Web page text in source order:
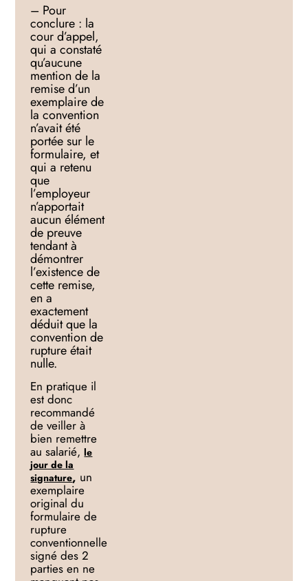
– Pour
conclure : la
cour d’appel,
qui a constaté
qu’aucune
mention de la
remise d’un
exemplaire de
la convention
n’avait été
portée sur le
formulaire, et
qui a retenu
que
l’employeur
n’apportait
aucun élément
de preuve
tendant à
démontrer
l’existence de
cette remise,
en a
exactement
déduit que la
convention de
rupture était
nulle.
En pratique il
est donc
recommandé
de veiller à
bien remettre
au salarié,le
jour de la
signature, un
exemplaire
original du
formulaire de
rupture
conventionnelle
signé des 2
parties en ne